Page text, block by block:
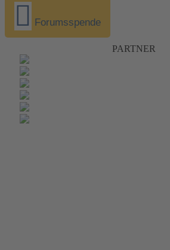
Forumsspende
PARTNER